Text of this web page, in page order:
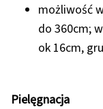
możliwość
do 360cm;
ok 16cm,
Pielęgnacja